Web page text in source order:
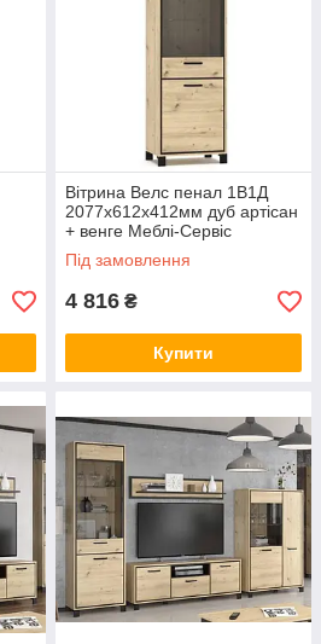
Вітрина Велс пенал 1В1Д
2077х612х412мм дуб артісан
+ венге Меблі-Сервіс
Під замовлення
4 816 ₴
Купити